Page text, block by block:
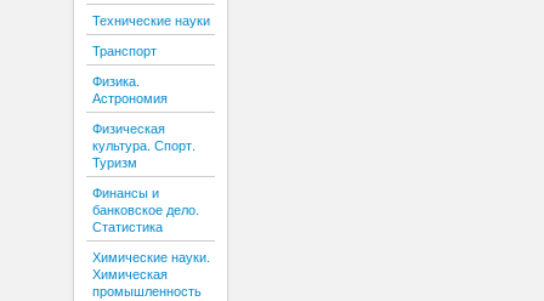
Технические науки
Транспорт
Физика.
Астрономия
Физическая
культура. Спорт.
Туризм
Финансы и
банковское дело.
Статистика
Химические науки.
Химическая
промышленность